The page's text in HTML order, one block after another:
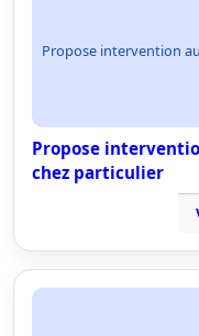
Propose intervention
Propose
chez particulier